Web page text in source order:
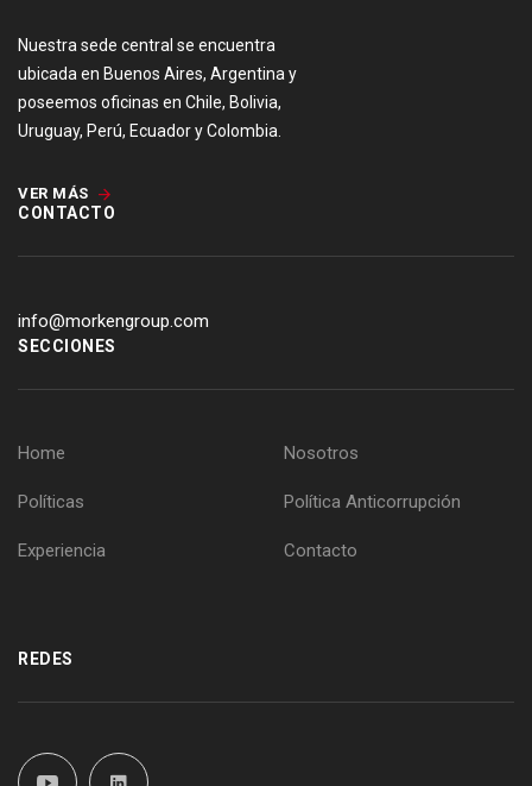
Nuestra sede central se encuentra
ubicada en Buenos Aires, Argentina y
poseemos oficinas en Chile, Bolivia,
Uruguay, Perú, Ecuador y Colombia.
VER MÁS
CONTACTO
info@morkengroup.com
SECCIONES
Home Nosotros
Políticas Política Anticorrupción
Experiencia Contacto
REDES